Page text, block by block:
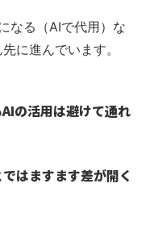
なる（AIで代用）な
に進んでいます。
AIの活用は避けて通れ
はますます差が開く